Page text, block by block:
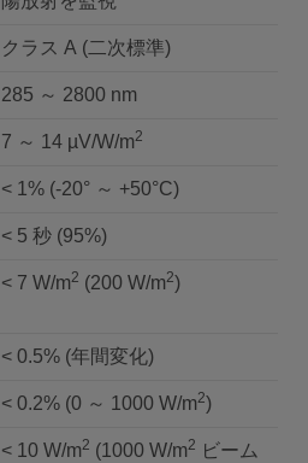
クラス A (二次標準)
285 ～ 2800 nm
7 ～ 14 µV/W/m2
< 1% (-20° ～ +50°C)
< 5 秒 (95%)
< 7 W/m2 (200 W/m2)
< 0.5% (年間変化)
< 0.2% (0 ～ 1000 W/m2)
< 10 W/m2 (1000 W/m2 ビーム